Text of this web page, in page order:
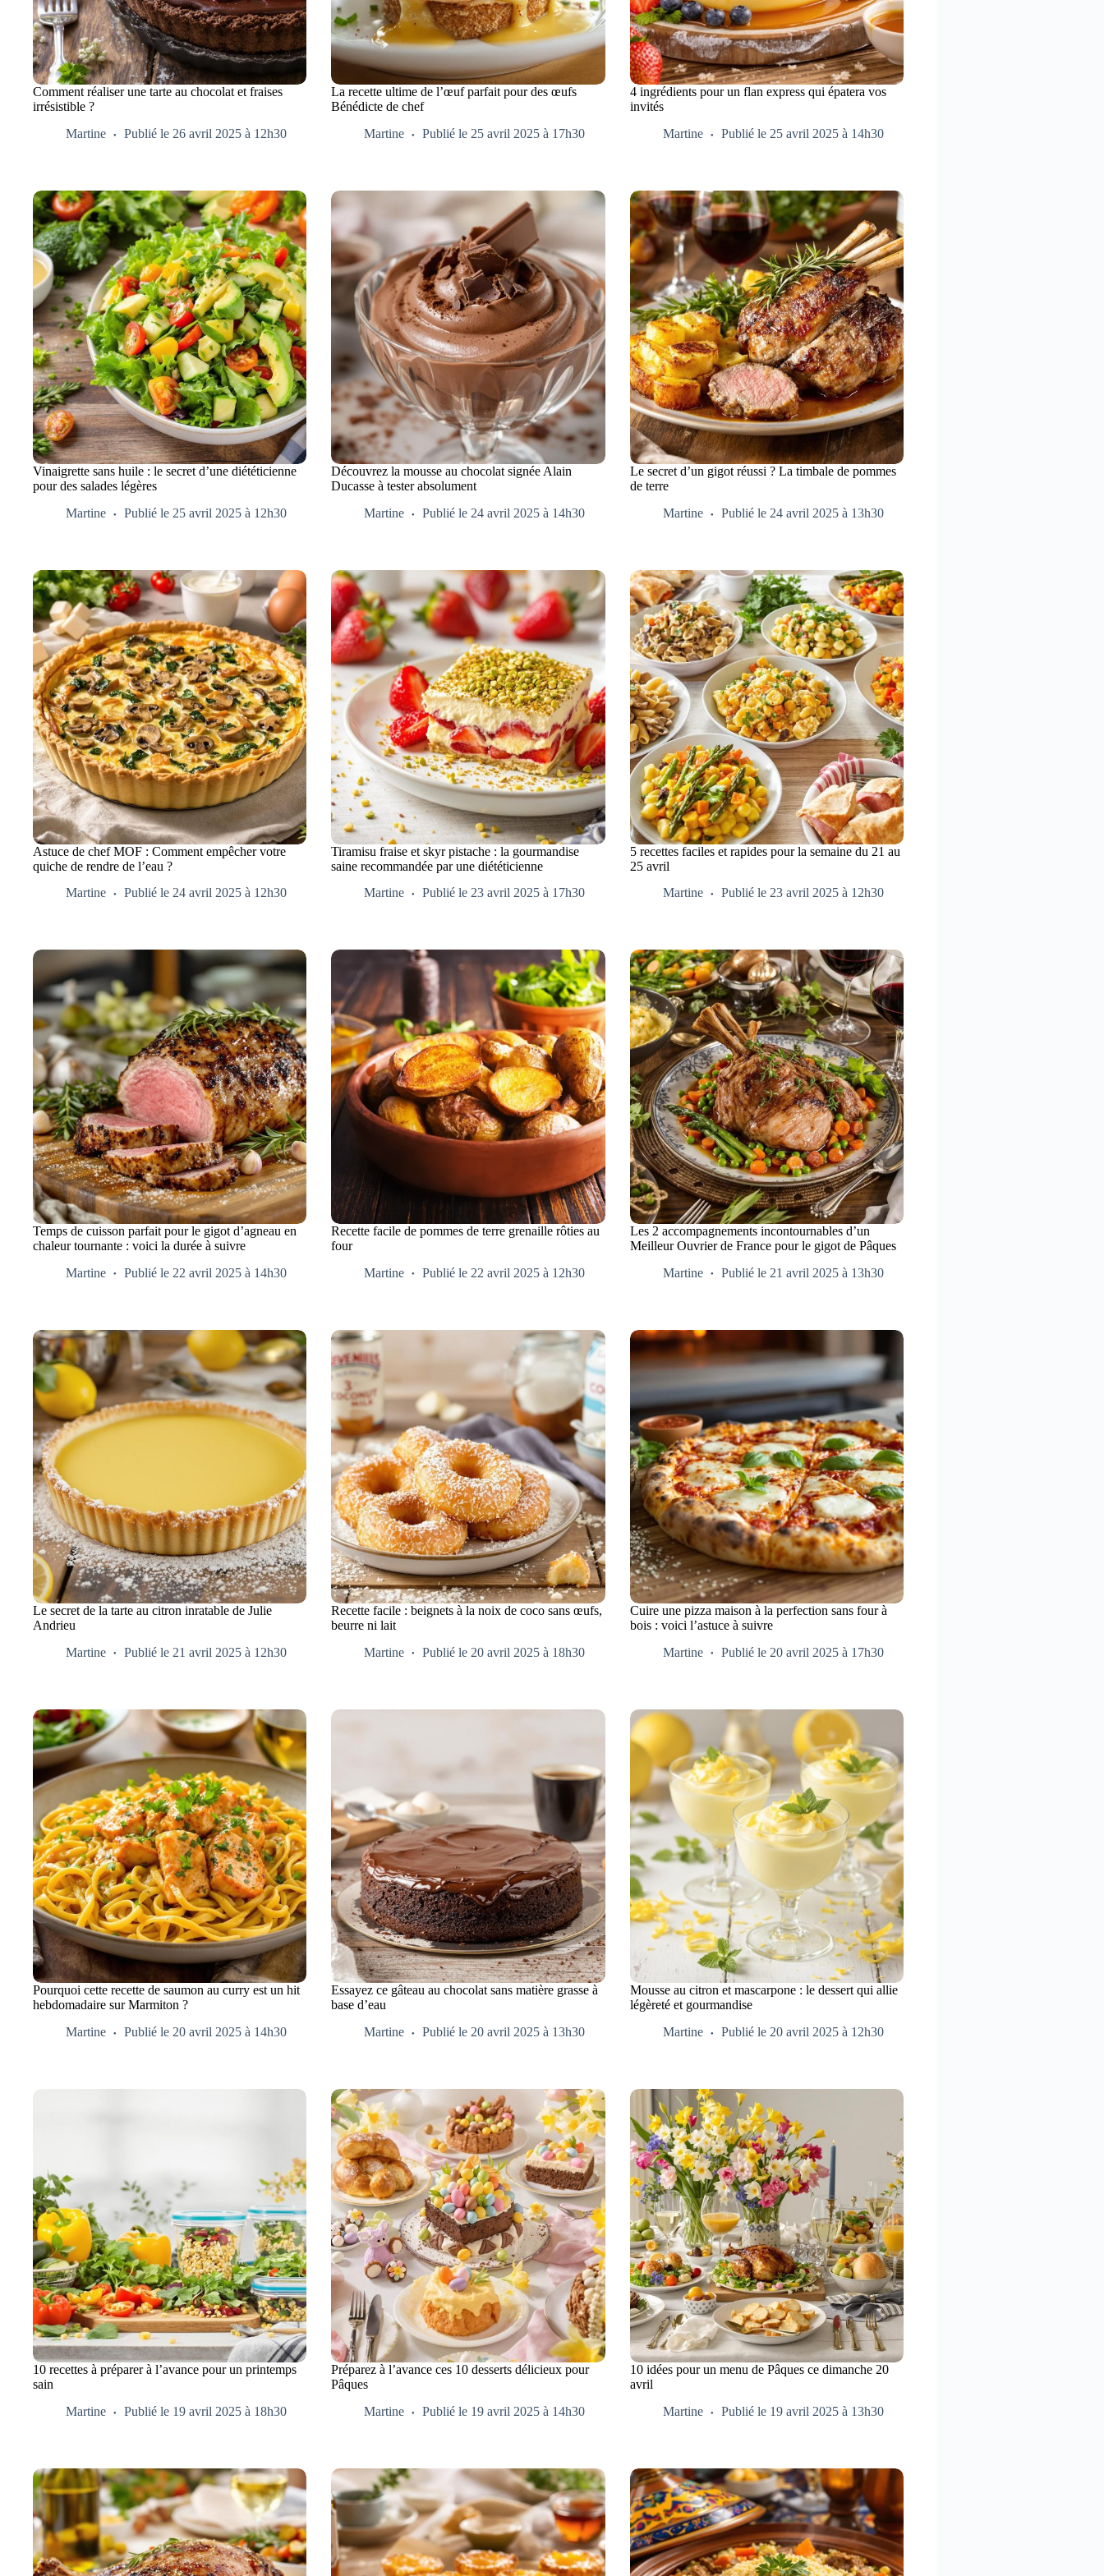
Comment réaliser une tarte au chocolat et fraises
irrésistible ?
Martine
Publié le 26 avril 2025 à 12h30
La recette ultime de l’œuf parfait pour des œufs
Bénédicte de chef
Martine
Publié le 25 avril 2025 à 17h30
4 ingrédients pour un flan express qui épatera vos
invités
Martine
Publié le 25 avril 2025 à 14h30
Vinaigrette sans huile : le secret d’une diététicienne
pour des salades légères
Martine
Publié le 25 avril 2025 à 12h30
Découvrez la mousse au chocolat signée Alain
Ducasse à tester absolument
Martine
Publié le 24 avril 2025 à 14h30
Le secret d’un gigot réussi ? La timbale de pommes
de terre
Martine
Publié le 24 avril 2025 à 13h30
Astuce de chef MOF : Comment empêcher votre
quiche de rendre de l’eau ?
Martine
Publié le 24 avril 2025 à 12h30
Tiramisu fraise et skyr pistache : la gourmandise
saine recommandée par une diététicienne
Martine
Publié le 23 avril 2025 à 17h30
5 recettes faciles et rapides pour la semaine du 21 au
25 avril
Martine
Publié le 23 avril 2025 à 12h30
Temps de cuisson parfait pour le gigot d’agneau en
chaleur tournante : voici la durée à suivre
Martine
Publié le 22 avril 2025 à 14h30
Recette facile de pommes de terre grenaille rôties au
four
Martine
Publié le 22 avril 2025 à 12h30
Les 2 accompagnements incontournables d’un
Meilleur Ouvrier de France pour le gigot de Pâques
Martine
Publié le 21 avril 2025 à 13h30
Le secret de la tarte au citron inratable de Julie
Andrieu
Martine
Publié le 21 avril 2025 à 12h30
Recette facile : beignets à la noix de coco sans œufs,
beurre ni lait
Martine
Publié le 20 avril 2025 à 18h30
Cuire une pizza maison à la perfection sans four à
bois : voici l’astuce à suivre
Martine
Publié le 20 avril 2025 à 17h30
Pourquoi cette recette de saumon au curry est un hit
hebdomadaire sur Marmiton ?
Martine
Publié le 20 avril 2025 à 14h30
Essayez ce gâteau au chocolat sans matière grasse à
base d’eau
Martine
Publié le 20 avril 2025 à 13h30
Mousse au citron et mascarpone : le dessert qui allie
légèreté et gourmandise
Martine
Publié le 20 avril 2025 à 12h30
10 recettes à préparer à l’avance pour un printemps
sain
Martine
Publié le 19 avril 2025 à 18h30
Préparez à l’avance ces 10 desserts délicieux pour
Pâques
Martine
Publié le 19 avril 2025 à 14h30
10 idées pour un menu de Pâques ce dimanche 20
avril
Martine
Publié le 19 avril 2025 à 13h30